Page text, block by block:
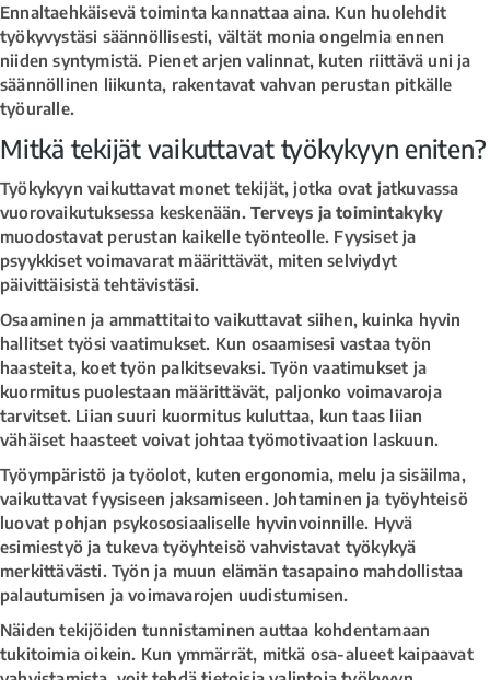
Ennaltaehkäisevä toiminta kannattaa aina. Kun huolehdit
työkyvystäsi säännöllisesti, vältät monia ongelmia ennen
niiden syntymistä. Pienet arjen valinnat, kuten riittävä uni ja
säännöllinen liikunta, rakentavat vahvan perustan pitkälle
työuralle.
Mitkä tekijät vaikuttavat työkykyyn eniten?
Työkykyyn vaikuttavat monet tekijät, jotka ovat jatkuvassa
vuorovaikutuksessa keskenään. Terveys ja toimintakyky
muodostavat perustan kaikelle työnteolle. Fyysiset ja
psyykkiset voimavarat määrittävät, miten selviydyt
päivittäisistä tehtävistäsi.
Osaaminen ja ammattitaito vaikuttavat siihen, kuinka hyvin
hallitset työsi vaatimukset. Kun osaamisesi vastaa työn
haasteita, koet työn palkitsevaksi. Työn vaatimukset ja
kuormitus puolestaan määrittävät, paljonko voimavaroja
tarvitset. Liian suuri kuormitus kuluttaa, kun taas liian
vähäiset haasteet voivat johtaa työmotivaation laskuun.
Työympäristö ja työolot, kuten ergonomia, melu ja sisäilma,
vaikuttavat fyysiseen jaksamiseen. Johtaminen ja työyhteisö
luovat pohjan psykososiaaliselle hyvinvoinnille. Hyvä
esimiestyö ja tukeva työyhteisö vahvistavat työkykyä
merkittävästi. Työn ja muun elämän tasapaino mahdollistaa
palautumisen ja voimavarojen uudistumisen.
Näiden tekijöiden tunnistaminen auttaa kohdentamaan
tukitoimia oikein. Kun ymmärrät, mitkä osa-alueet kaipaavat